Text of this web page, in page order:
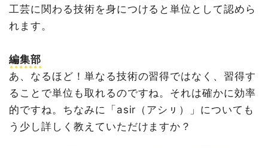
工芸に関わる技術を身につけると単位として認めら
れます。
編集部
あ、なるほど！単なる技術の習得ではなく、習得す
ることで単位も取れるのですね。それは確かに効率
的ですね。ちなみに「asir（アシㇼ）」についても
う少し詳しく教えていただけますか？